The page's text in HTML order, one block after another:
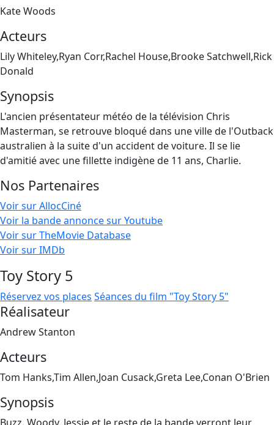
Kate Woods
Acteurs
Lily Whiteley,Ryan Corr,Rachel House,Brooke Satchwell,Rick
Donald
Synopsis
L'ancien présentateur météo de la télévision Chris
Masterman, se retrouve bloqué dans une ville de l'Outback
australien à la suite d'un accident de voiture. Il se lie
d'amitié avec une fillette indigène de 11 ans, Charlie.
Nos Partenaires
Voir sur AllocCiné
Voir la bande annonce sur Youtube
Voir sur TheMovie Database
Voir sur IMDb
Toy Story 5
Réservez vos places Séances du film "Toy Story 5"
Réalisateur
Andrew Stanton
Acteurs
Tom Hanks,Tim Allen,Joan Cusack,Greta Lee,Conan O'Brien
Synopsis